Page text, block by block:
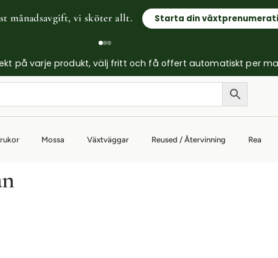
månadsavgift, vi sköter allt. Starta din
på varje produkt, välj fritt och få offert automatiskt per
Mossa Växtväggar Reused / Återvinning Rea